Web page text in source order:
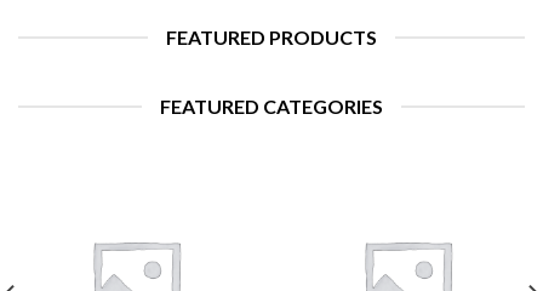
FEATURED PRODUCTS
FEATURED CATEGORIES